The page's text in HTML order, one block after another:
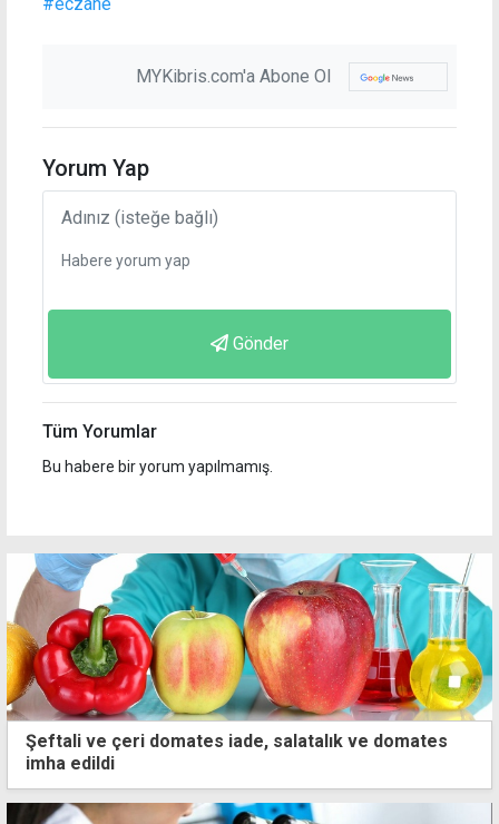
#eczane
MYKibris.com'a Abone Ol
Yorum Yap
Gönder
Tüm Yorumlar
Bu habere bir yorum yapılmamış.
Şeftali ve çeri domates iade, salatalık ve domates
imha edildi